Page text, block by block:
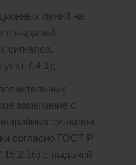
линий на
с выдачей
сигналов.
7.4.1);
замыкание с
сигналов
согласно ГОСТ Р
с выдачей